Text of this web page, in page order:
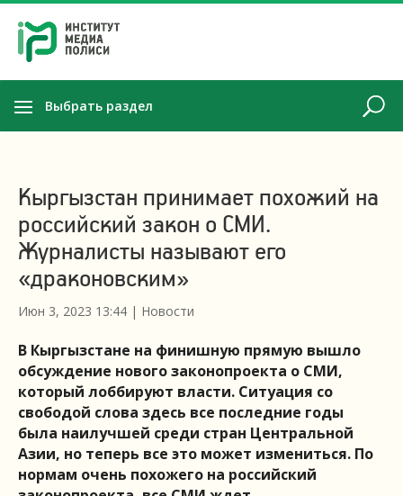
Выбрать раздел
Кыргызстан принимает похожий на
российский закон о СМИ.
Журналисты называют его
«драконовским»
Июн 3, 2023 13:44 | Новости
В Кыргызстане на финишную прямую вышло
обсуждение нового законопроекта о СМИ,
который лоббируют власти. Ситуация со
свободой слова здесь все последние годы
была наилучшей среди стран Центральной
Азии, но теперь все это может измениться. По
нормам очень похожего на российский